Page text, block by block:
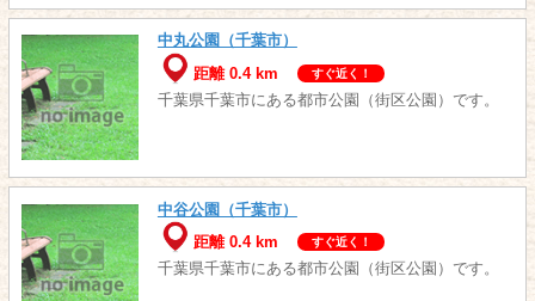
中丸公園（千葉市）
距離 0.4 km
すぐ近く！
千葉県千葉市にある都市公園（街区公園）です。
中谷公園（千葉市）
距離 0.4 km
すぐ近く！
千葉県千葉市にある都市公園（街区公園）です。